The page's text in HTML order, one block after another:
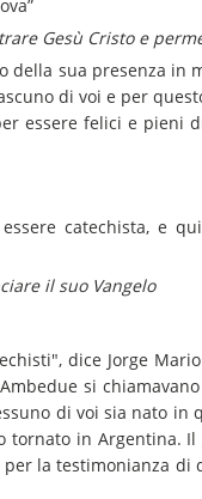
Gesù Cristo e
della sua presenza in
di voi e per
essere felici e pieni
catechista, e
il suo Vangelo
dice Jorge
si
di voi sia nato in
tornato in Argentina.
la testimonianza di